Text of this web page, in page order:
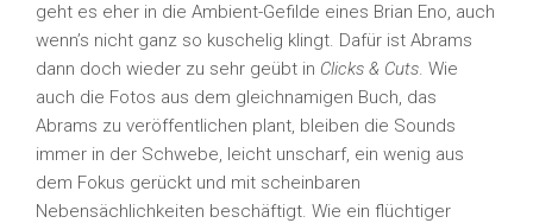
geht es eher in die Ambient-Gefilde eines Brian Eno, auch
wenn’s nicht ganz so kuschelig klingt. Dafür ist Abrams
dann doch wieder zu sehr geübt in Clicks & Cuts. Wie
auch die Fotos aus dem gleichnamigen Buch, das
Abrams zu veröffentlichen plant, bleiben die Sounds
immer in der Schwebe, leicht unscharf, ein wenig aus
dem Fokus gerückt und mit scheinbaren
Nebensächlichkeiten beschäftigt. Wie ein flüchtiger